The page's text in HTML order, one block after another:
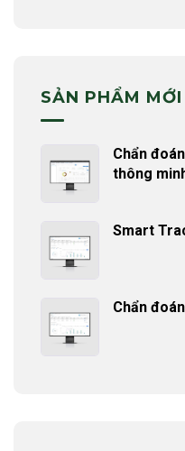
SẢN PHẨM MỚI
Chẩn
thông
Smart
Chẩn